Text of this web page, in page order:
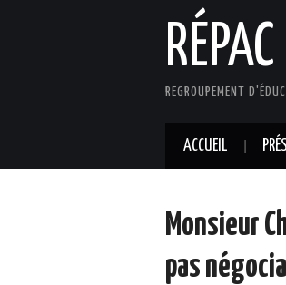
REGROUPEMENT
ACCUEIL
Monsieur
pas